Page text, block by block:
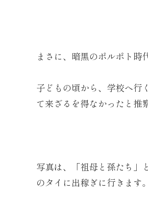
まさに、暗黒のポルポト時
子どもの頃から、学校へ行
て来ざるを得なかったと推
写真は、「祖母と孫たち」
のタイに出稼ぎに行きます。